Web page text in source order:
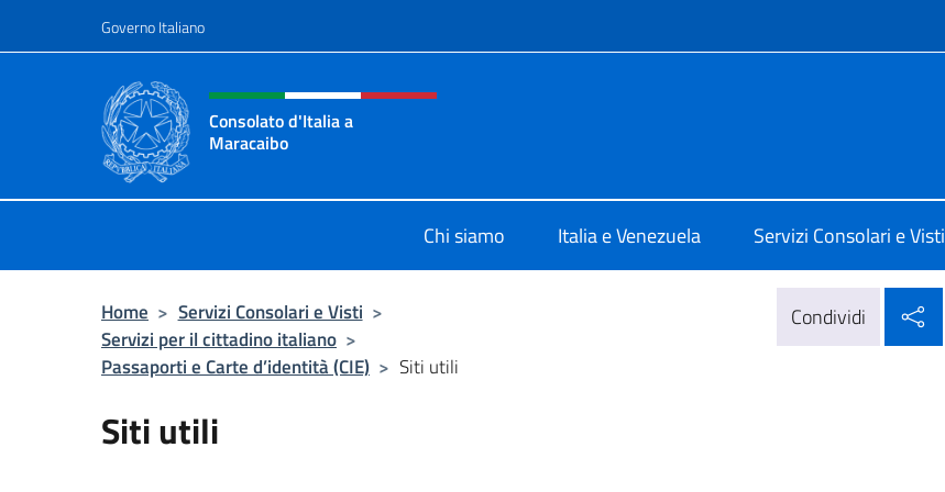
Governo Italiano
Intestazione sito, social e menù
Consolato d'Italia a
Maracaibo
Chi siamo Italia e Venezuela Servizi Consolari e Visti
Home > Servizi Consolari e Visti >
Servizi per il cittadino italiano >
Passaporti e Carte d’identità (CIE) > Siti utili
Condividi
Siti utili